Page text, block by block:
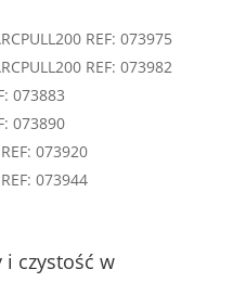
REF: 073975
REF: 073982
073883
073890
073920
073944
i czystość w